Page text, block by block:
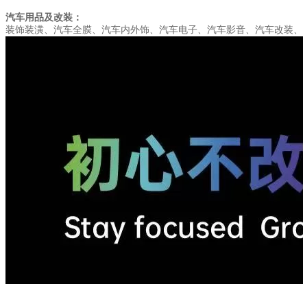
汽车用品及改装：
装饰装潢、汽车全膜、汽车内外饰、汽车电子、汽车影音、汽车改装、